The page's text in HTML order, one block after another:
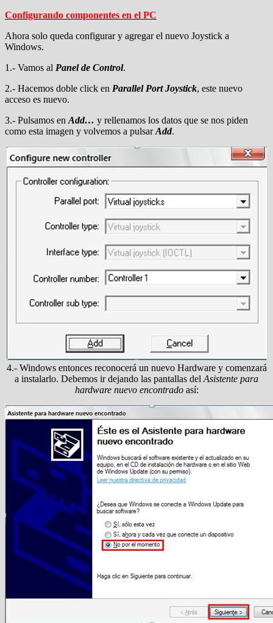
Configurando componentes en el PC
Ahora solo queda configurar y agregar el nuevo Joystick a
Windows.
1.- Vamos al Panel de Control.
2.- Hacemos doble click en Parallel Port Joystick, este nuevo
acceso es nuevo.
3.- Pulsamos en Add… y rellenamos los datos que se nos piden
como esta imagen y volvemos a pulsarAdd.
4.- Windows entonces reconocerá un nuevo Hardware y comenzará
a instalarlo. Debemos ir dejando las pantallas del Asistente para
hardware nuevo encontradoasí: